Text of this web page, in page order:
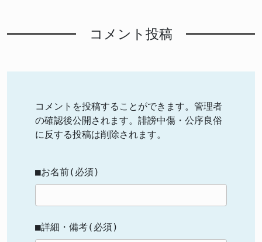
コメント投稿
コメントを投稿することができます。管理者
の確認後公開されます。誹謗中傷・公序良俗
に反する投稿は削除されます。
■お名前(必須)
■詳細・備考(必須)